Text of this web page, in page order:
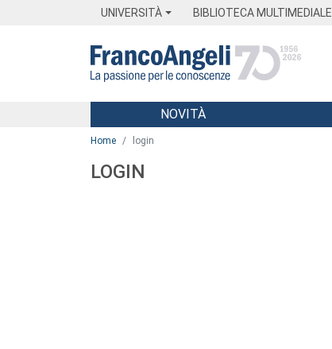
UNIVERSITÀ BIBLIOTECA MULTIMEDIALE
Menu
NOVITÀ
Home login
LOGIN